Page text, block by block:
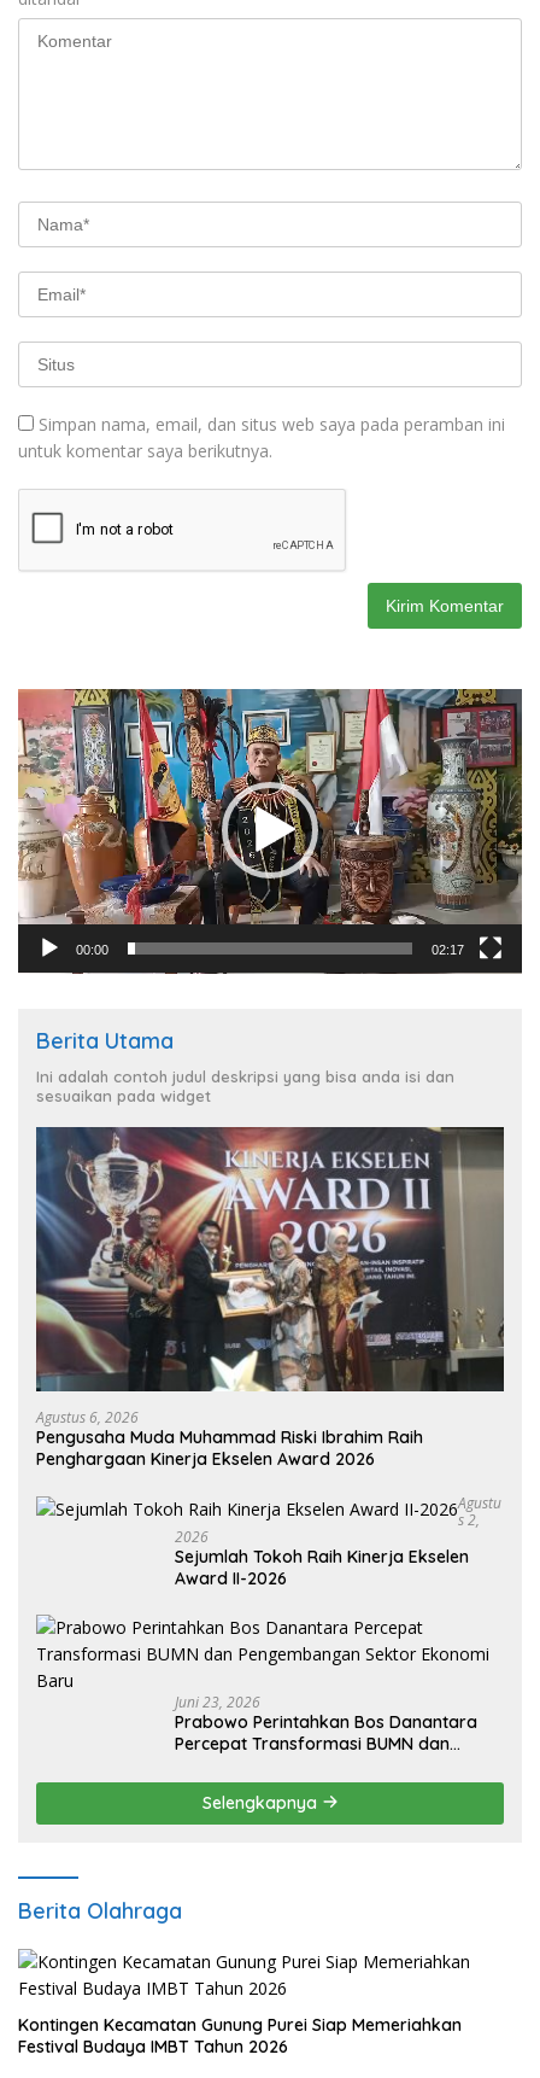
Simpan nama, email, dan situs web saya pada peramban ini
untuk komentar saya berikutnya.
Pemutar
Video
00:00 02:17
Berita Utama
Ini adalah contoh judul deskripsi yang bisa anda isi dan
sesuaikan pada widget
Agustus 6, 2026
Pengusaha Muda Muhammad Riski Ibrahim Raih
Penghargaan Kinerja Ekselen Award 2026
Agustu
S 2,
2026
Sejumlah Tokoh Raih Kinerja Ekselen
Award II-2026
Juni 23, 2026
Prabowo Perintahkan Bos Danantara
Percepat Transformasi BUMN dan
Selengkapnya
Berita Olahraga
Kontingen Kecamatan Gunung Purei Siap Memeriahkan
Festival Budaya IMBT Tahun 2026